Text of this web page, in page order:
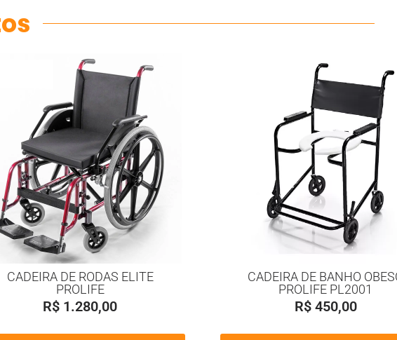
CADEIRA DE RODAS ELITE
PROLIFE
R$ 1.280,00
CADEIRA DE BANHO
PROLIFE PL2001
R$450,00